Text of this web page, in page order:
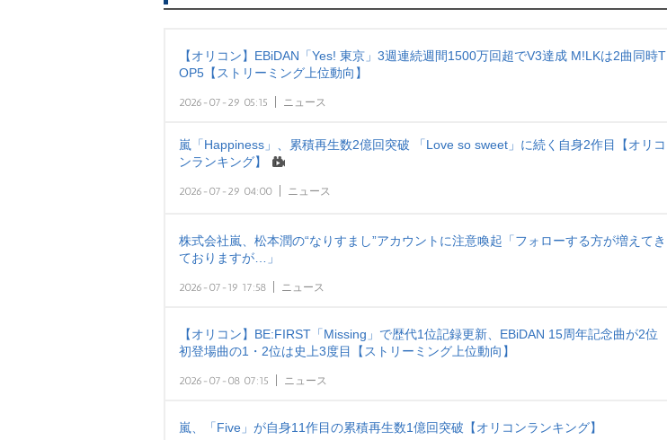
u
e
【オリコン】EBiDAN「Yes! 東京」3週連続週間1500万回超でV3達成 M!LKは2曲同時T
OP5【ストリーミング上位動向】
2026-07-29 05:15 ニュース
嵐「Happiness」、累積再生数2億回突破 「Love so sweet」に続く自身2作目【オリコ
ンランキング】
2026-07-29 04:00 ニュース
株式会社嵐、松本潤の“なりすまし”アカウントに注意喚起「フォローする方が増えてき
ておりますが…」
2026-07-19 17:58 ニュース
【オリコン】BE:FIRST「Missing」で歴代1位記録更新、EBiDAN 15周年記念曲が2位
初登場曲の1・2位は史上3度目【ストリーミング上位動向】
2026-07-08 07:15 ニュース
嵐、「Five」が自身11作目の累積再生数1億回突破【オリコンランキング】